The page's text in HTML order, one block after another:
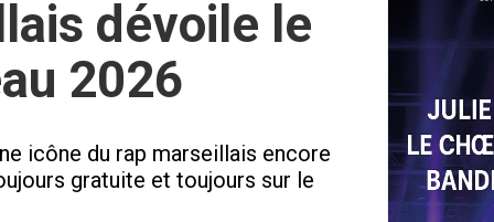
dévoile le
2026
icône du rap marseillais encore
gratuite et toujours sur le